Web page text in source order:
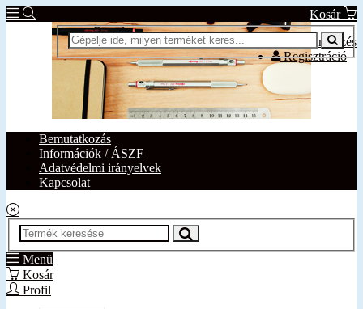
Kosár
Bejelentkezés
Regisztráció
Bemutatkozás
Információk / ÁSZF
Adatvédelmi irányelvek
Kapcsolat
Menü
Kosár
Profil